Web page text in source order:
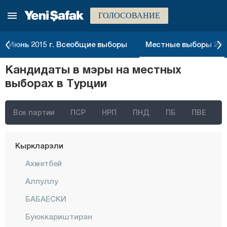
ГОЛОСОВАНИЕ
Июнь 2015 г. Всеобщие выборы Местные выборы
Кандидаты в мэры на местных
выборах в Турции
Все партии ПСР НРП ПНД ПБ ПВЕ
Карабюк
Кастамону
Кайсери
Кырыккале
Кыркларэли
Ахметбей
Алпуллу
БАБАЕСКИ
Буюккариштиран